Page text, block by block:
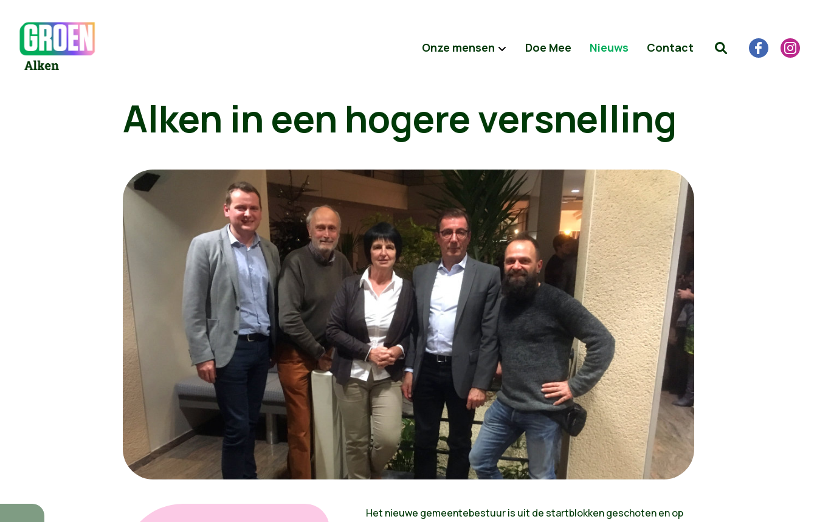
Onze mensen Doe Mee Nieuws Contact
Alken in een hogere versnelling
Het nieuwe gemeentebestuur is uit de startblokken geschoten en op